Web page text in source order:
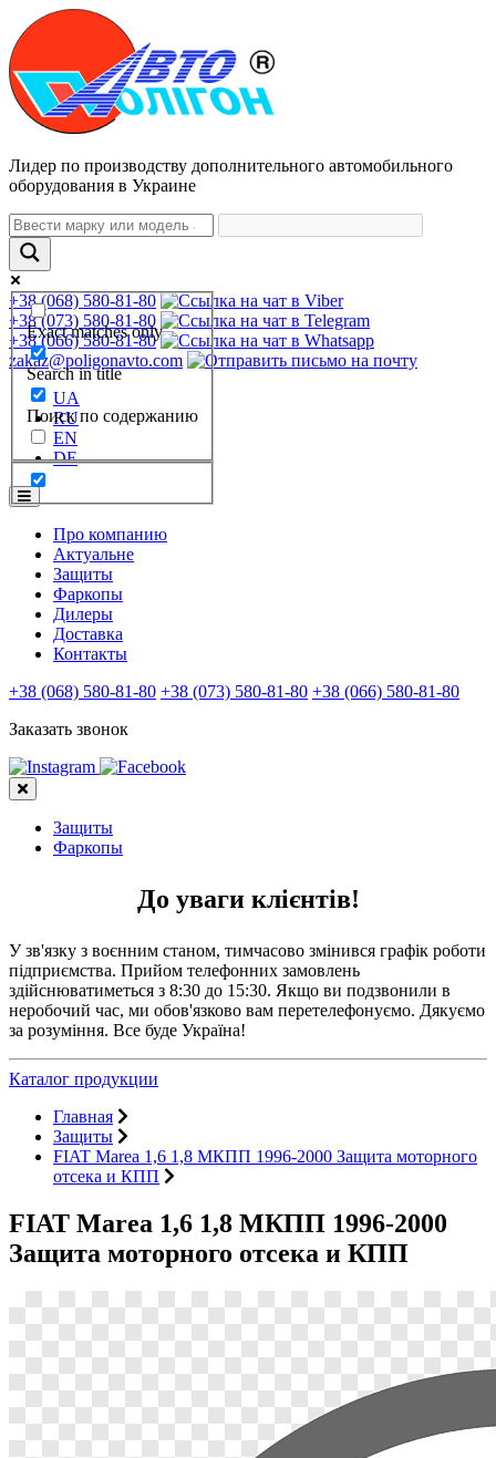
Лидер по производству дополнительного автомобильного
оборудования в Украине
Exact matches only
Search in title
Поиск по содержанию
+38 (068) 580-81-80
+38 (073) 580-81-80
+38 (066) 580-81-80
zakaz@poligonavto.com
UA
RU
EN
DE
Про компанию
Актуальне
Защиты
Фаркопы
Дилеры
Доставка
Контакты
+38 (068) 580-81-80 +38 (073) 580-81-80 +38 (066) 580-81-80
Заказать звонок
Защиты
Фаркопы
До уваги клієнтів!
У зв'язку з воєнним станом, тимчасово змінився графік роботи
підприємства. Прийом телефонних замовлень
здійснюватиметься з 8:30 до 15:30. Якщо ви подзвонили в
неробочий час, ми обов'язково вам перетелефонуємо. Дякуємо
за розуміння. Все буде Україна!
Каталог продукции
Главная
Защиты
FIAT Marea 1,6 1,8 МКПП 1996-2000 Защита моторного
отсека и КПП
FIAT Marea 1,6 1,8 МКПП 1996-2000
Защита моторного отсека и КПП